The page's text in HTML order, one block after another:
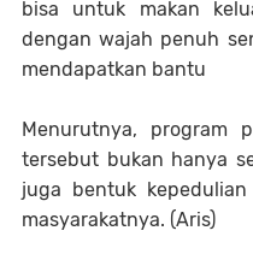
bisa untuk makan
dengan wajah penuh
mendapatkan bantu
Menurutnya, program
tersebut bukan hanya
juga bentuk
masyarakatnya. (Aris)